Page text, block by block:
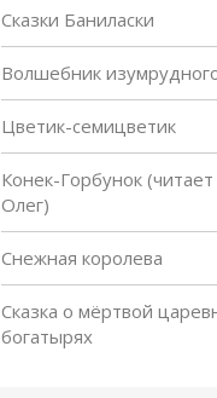
Сказки Баниласки
Волшебник
Цветик-семицветик
Конек-Горбунок
Олег)
Снежная королева
Сказка о мёртвой
богатырях